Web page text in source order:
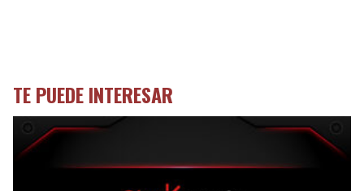
TE PUEDE INTERESAR